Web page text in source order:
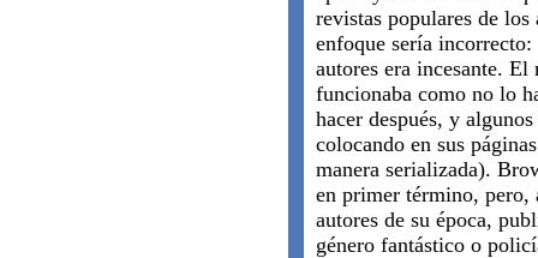
revistas populares de
enfoque sería incorrecto:
autores era incesante.
funcionaba como no lo
hacer después, y
colocando en sus
manera serializada).
en primer término, pero,
autores de su época,
género fantástico o